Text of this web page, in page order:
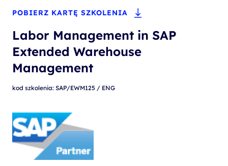
POBIERZ KARTĘ SZKOLENIA
Labor Management in SAP
Extended Warehouse
Management
kod szkolenia: SAP/EWM125 / ENG